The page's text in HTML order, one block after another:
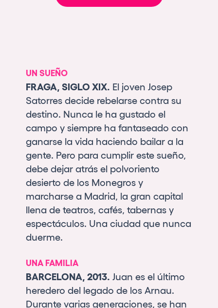
UN SUEÑO
FRAGA, SIGLO XIX. El joven Josep
Satorres decide rebelarse contra su
destino. Nunca le ha gustado el
campo y siempre ha fantaseado con
ganarse la vida haciendo bailar a la
gente. Pero para cumplir este sueño,
debe dejar atrás el polvoriento
desierto de los Monegros y
marcharse a Madrid, la gran capital
llena de teatros, cafés, tabernas y
espectáculos. Una ciudad que nunca
duerme.
UNA FAMILIA
BARCELONA, 2013. Juan es el último
heredero del legado de los Arnau.
Durante varias generaciones, se han